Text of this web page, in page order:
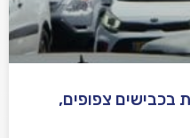
בכבישים צפופים,